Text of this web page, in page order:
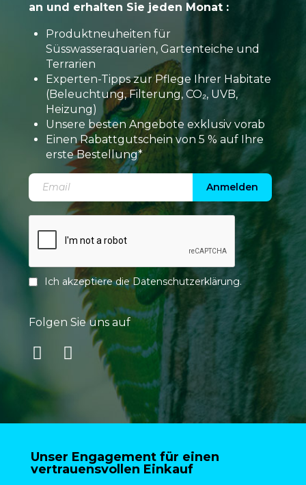
an und erhalten Sie jeden Monat :
Produktneuheiten für
Süsswasseraquarien, Gartenteiche und
Terrarien
Experten-Tipps zur Pflege Ihrer Habitate
(Beleuchtung, Filterung, CO₂, UVB,
Heizung)
Unsere besten Angebote exklusiv vorab
Einen Rabattgutschein von 5 % auf Ihre
erste Bestellung*
Anmelden
Ich akzeptiere dieDatenschutzerklärung.
Folgen Sie uns auf
Unser Engagement für einen
vertrauensvollen Einkauf